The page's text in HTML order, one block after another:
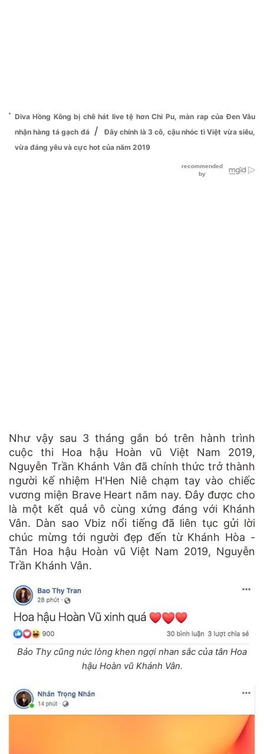
Diva Hồng Kông bị chê hát live tệ hơn Chi Pu, màn rap của Đen Vâu
nhận hàng tá gạch đá /
Đây chính là 3 cô, cậu nhóc tì Việt vừa siêu,
vừa đáng yêu và cực hot của năm 2019
Như vậy sau 3 tháng gắn bó trên hành trình
cuộc thi Hoa hậu Hoàn vũ Việt Nam 2019,
Nguyễn Trần Khánh Vân đã chính thức trở thành
người kế nhiệm H'Hen Niê chạm tay vào chiếc
vương miện Brave Heart năm nay. Đây được cho
là một kết quả vô cùng xứng đáng với Khánh
Vân. Dàn sao Vbiz nổi tiếng đã liên tục gửi lời
chúc mừng tới người đẹp đến từ Khánh Hòa -
Tân Hoa hậu Hoàn vũ Việt Nam 2019, Nguyễn
Trần Khánh Vân.
Bảo Thy cũng nức lòng khen ngợi nhan sắc của tân Hoa
hậu Hoàn vũ Khánh Vân.